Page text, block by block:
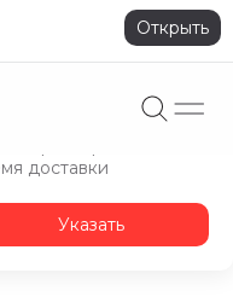
Открыть
от 700 ₽ бесплатно
доставки
Указать